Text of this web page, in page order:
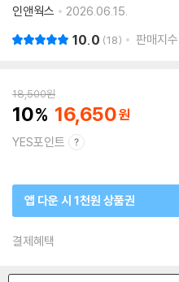
인앤웍스
2026.06.15.
10.0 18 판매지수
18,500원
10 16,650
YES포인트
앱 다운 시 1천원 상품권
결제혜택